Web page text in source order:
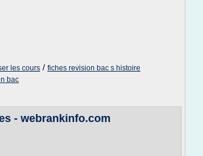
les cours / fiches revision bac s histoire
bac
- webrankinfo.com